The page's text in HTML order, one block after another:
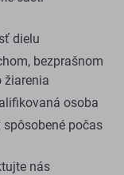
dielu
bezprašnom
žiarenia
osoba
počas
nás